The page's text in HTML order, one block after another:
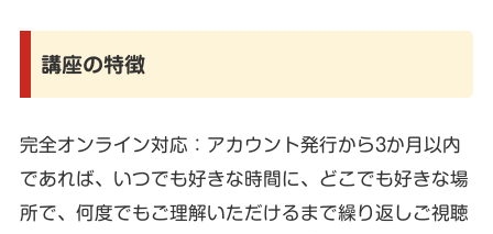
講座の特徴
完全オンライン対応：アカウント発行から3か月以内
であれば、いつでも好きな時間に、どこでも好きな場
所で、何度でもご理解いただけるまで繰り返しご視聴